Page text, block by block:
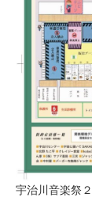
宇治川音楽祭